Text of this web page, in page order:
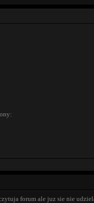
forum ale juz sie nie